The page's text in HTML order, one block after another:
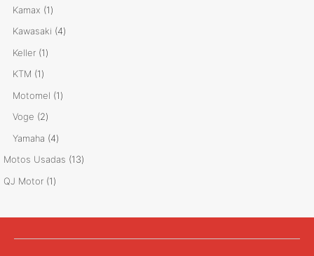
productos
Kamax 11
producto
Kawasaki 44
Keller 11
KTM 11
producto
Motomel 11
Voge 22
productos
Yamaha 44
productos
Motos Usadas 1313
QJ Motor 11